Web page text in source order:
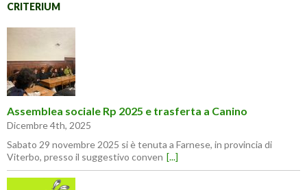
CRITERIUM
Assemblea sociale Rp 2025 e trasferta a Canino
Dicembre 4th, 2025
Sabato 29 novembre 2025 si è tenuta a Farnese, in provincia di
Viterbo, presso il suggestivo conven [...]